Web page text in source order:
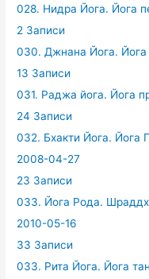
028. Нидра Йога. Йога
2 Записи
030. Джнана Йога. Йога
13 Записи
031. Раджа йога. Йога
24 Записи
032. Бхакти Йога. Йога
2008-04-27
23 Записи
033. Йога Рода.
2010-05-16
33 Записи
033. Рита Йога. Йога